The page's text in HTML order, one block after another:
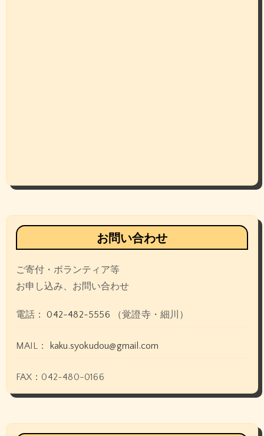
お問い合わせ
ご寄付・ボランティア等
お申し込み、お問い合わせ
電話： 042-482-5556 （覚證寺・細川）
MAIL： kaku.syokudou@gmail.com
FAX：042-480-0166